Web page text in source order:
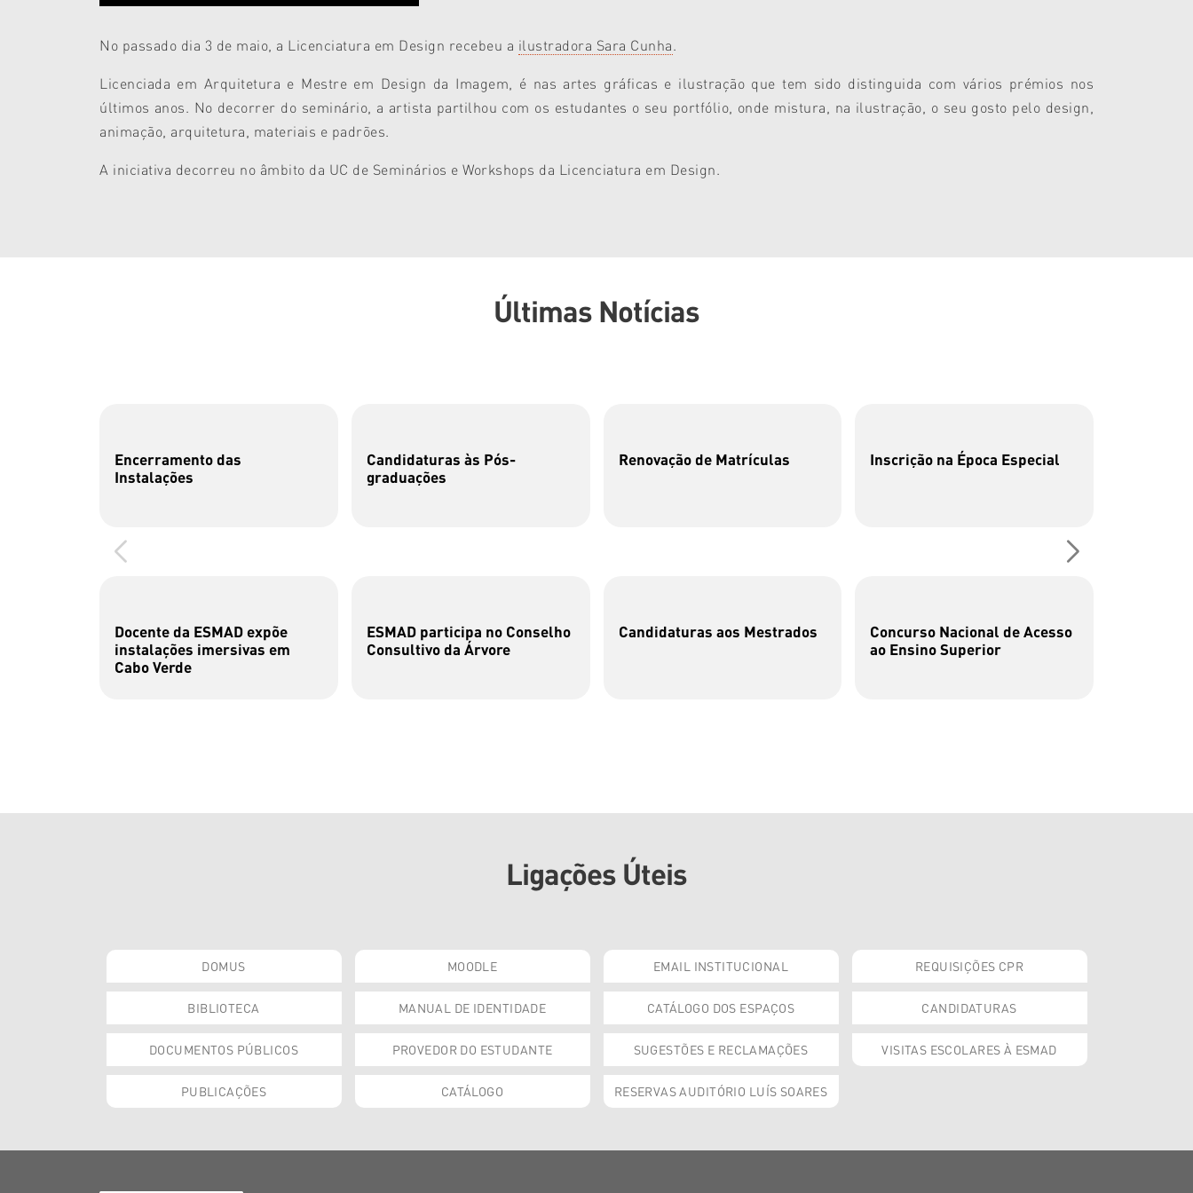
No passado dia 3 de maio, a Licenciatura em Design recebeu a ilustradora Sara Cunha.
Licenciada em Arquitetura e Mestre em Design da Imagem, é nas artes gráficas e ilustração que tem sido distinguida com vários prémios nos
últimos anos. No decorrer do seminário, a artista partilhou com os estudantes o seu portfólio, onde mistura, na ilustração, o seu gosto pelo design,
animação, arquitetura, materiais e padrões.
A iniciativa decorreu no âmbito da UC de Seminários e Workshops da Licenciatura em Design.
Últimas Notícias
Encerramento das
Instalações
Candidaturas às Pós-
graduações
Renovação de Matrículas Inscrição na Época Especial
Docente da ESMAD expõe
instalações imersivas em
Cabo Verde
ESMAD participa no Conselho
Consultivo da Árvore
Candidaturas aos Mestrados
Concurso Nacional de Acesso
ao Ensino Superior
Ligações Úteis
DOMUS MOODLE EMAIL INSTITUCIONAL REQUISIÇÕES CPR
BIBLIOTECA MANUAL DE IDENTIDADE CATÁLOGO DOS ESPAÇOS CANDIDATURAS
DOCUMENTOS PÚBLICOS PROVEDOR DO ESTUDANTE SUGESTÕES E RECLAMAÇÕES VISITAS ESCOLARES À ESMAD
PUBLICAÇÕES CATÁLOGO RESERVAS AUDITÓRIO LUÍS SOARES